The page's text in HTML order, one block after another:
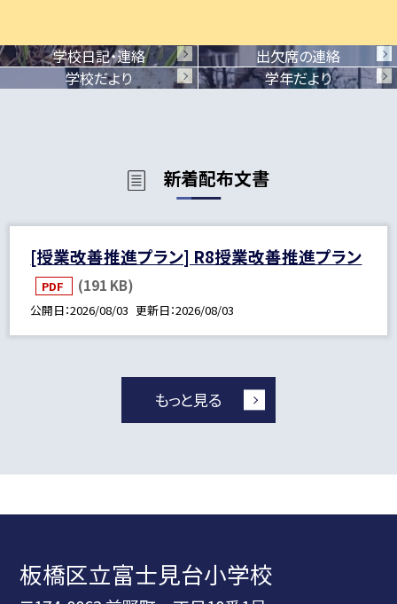
学校日記・連絡
出欠席の連絡
学校だより
学年だより
新着配布文書
[授業改善推進プラン] R8授業改善推進プラン
PDF (191 KB)
公開日 2026/08/03 更新日 2026/08/03
もっと見る
板橋区立富士見台小学校